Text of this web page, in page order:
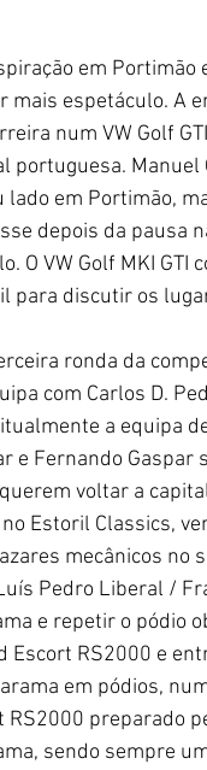
espetáculo. A
num VW Golf
portuguesa. Manuel
em Portimão,
depois da pausa
O VW Golf MKI GTI
para discutir os
com Carlos D.
a equipa
e Fernando
voltar a
Estoril Classics,
mecânicos no
Pedro Liberal /
e repetir o pódio
Escort RS2000 e
em pódios,
RS2000 preparado
sendo sempre